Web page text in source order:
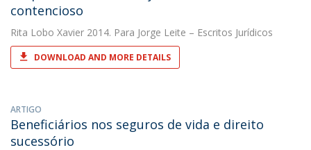
contencioso
Rita Lobo Xavier 2014. Para Jorge Leite – Escritos Jurídicos
DOWNLOAD AND MORE DETAILS
ARTIGO
Beneficiários nos seguros de vida e direito
sucessório